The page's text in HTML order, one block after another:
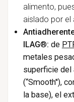
alimento,
aislado por el
ILAG®: de
metales
superficie del
(“Smooth''),
la base), el